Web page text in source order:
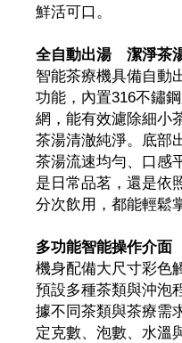
鮮活可口。
全自動出湯 潔淨茶
智能茶療機具備自動
功能，內置316不鏽
網，能有效濾除細小
茶湯清澈純淨。底部
茶湯流速均勻、口感
是日常品茗，還是依
分次飲用，都能輕鬆
多功能智能操作介面
機身配備大尺寸彩色
預設多種茶類與沖泡
據不同茶類與茶療需
定克數、泡數、水溫